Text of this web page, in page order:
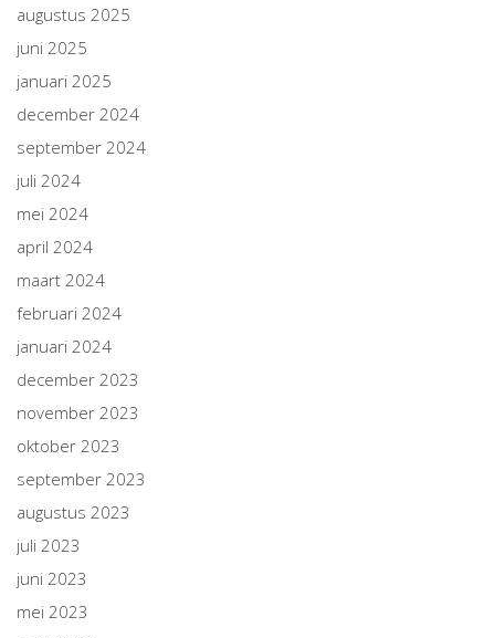
augustus 2025
juni 2025
januari 2025
december 2024
september 2024
juli 2024
mei 2024
april 2024
maart 2024
februari 2024
januari 2024
december 2023
november 2023
oktober 2023
september 2023
augustus 2023
juli 2023
juni 2023
mei 2023